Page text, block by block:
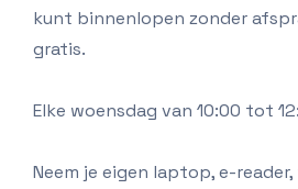
kunt binnenlopen zonder
gratis.
Elke woensdag van 10:00 tot
Neem je eigen laptop, e-